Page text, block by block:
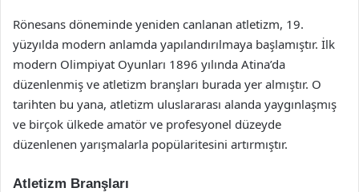
Rönesans döneminde yeniden canlanan atletizm, 19.
yüzyılda modern anlamda yapılandırılmaya başlamıştır. İlk
modern Olimpiyat Oyunları 1896 yılında Atina’da
düzenlenmiş ve atletizm branşları burada yer almıştır. O
tarihten bu yana, atletizm uluslararası alanda yaygınlaşmış
ve birçok ülkede amatör ve profesyonel düzeyde
düzenlenen yarışmalarla popülaritesini artırmıştır.
Atletizm Branşları